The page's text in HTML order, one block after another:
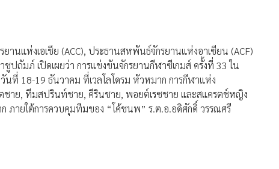
านแห่งเอเชีย (ACC), ประธานสหพันธ์จักรยานแห่งอาเซียน (ACF)
ปถัมภ์ เปิดเผยว่า การแข่งขันจักรยานกีฬาซีเกมส์ ครั้งที่ 33 ใน
ที่ 18-19 ธันวาคม ที่เวลโลโดรม หัวหมาก การกีฬาแห่ง
ชาย, ทีมสปรินท์ชาย, คีรินชาย, พอยต์เรซชาย และสแครตช์หญิง
ภายใต้การควบคุมทีมของ “โค้ชนพ” ร.ต.อ.อดิศักดิ์ วรรณศรี